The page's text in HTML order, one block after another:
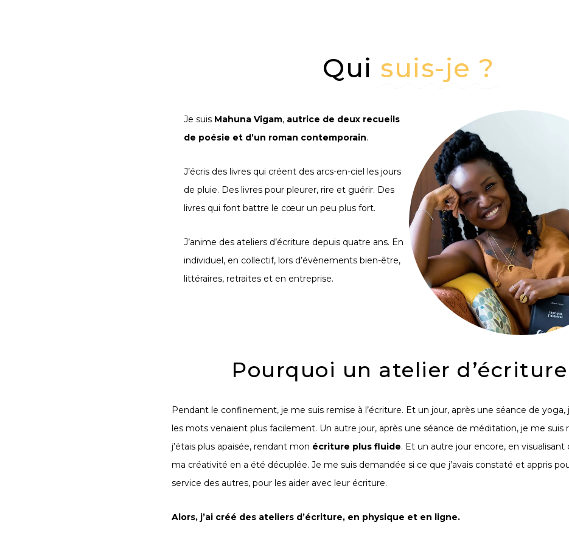
Qui suis-je ?
Je suisMahuna Vigam, autrice de deux recueils
de poésie et d’un roman contemporain.
J’écris des livres qui créent des arcs-en-ciel les jours
de pluie. Des livres pour pleurer, rire et guérir. Des
livres qui font battre le cœur un peu plus fort.
J’anime des ateliers d’écriture depuis quatre ans. En
individuel, en collectif, lors d’évènements bien-être,
littéraires, retraites et en entreprise.
Pourquoi un atelier d’écriture
Pendant le confinement, je me suis remise à l’écriture. Et un jour, après une séance de yoga,
les mots venaient plus facilement. Un autre jour, après une séance de méditation, je me suis
j’étais plus apaisée, rendant mon écriture plus fluide. Et un autre jour encore, en visualisant
ma créativité en a été décuplée. Je me suis demandée si ce que j’avais constaté et appris
service des autres, pour les aider avec leur écriture.
Alors, j’ai créé des ateliers d’écriture, en physique et en ligne.